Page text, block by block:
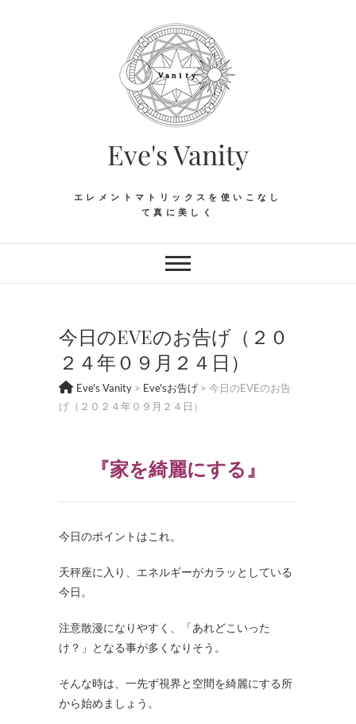
Eve's Vanity
エレメントマトリックスを使いこなし
て真に美しく
今日のEVEのお告げ（２０
２４年０９月２４日）
Eve's Vanity > Eve'sお告げ > 今日のEVEのお告
げ（２０２４年０９月２４日）
『家を綺麗にする』
今日のポイントはこれ。
天秤座に入り、エネルギーがカラッとしている
今日。
注意散漫になりやすく、「あれどこいった
け？」となる事が多くなりそう。
そんな時は、一先ず視界と空間を綺麗にする所
から始めましょう。